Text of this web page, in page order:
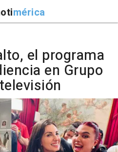
mérica
el programa
en Grupo